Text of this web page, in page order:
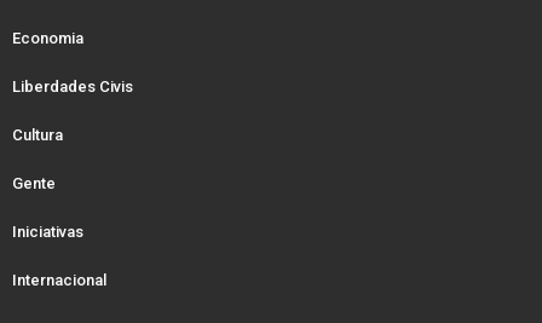
Economia
Liberdades Civis
Cultura
Gente
Iniciativas
Internacional